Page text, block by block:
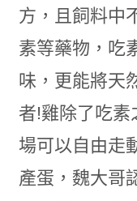
方，且飼料中
素等藥物，吃
味，更能將天
者!雞除了吃素
場可以自由走
產蛋，魏大哥